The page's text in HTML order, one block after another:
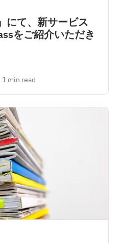
にて、新サービス
をご紹介いただき
1 min read